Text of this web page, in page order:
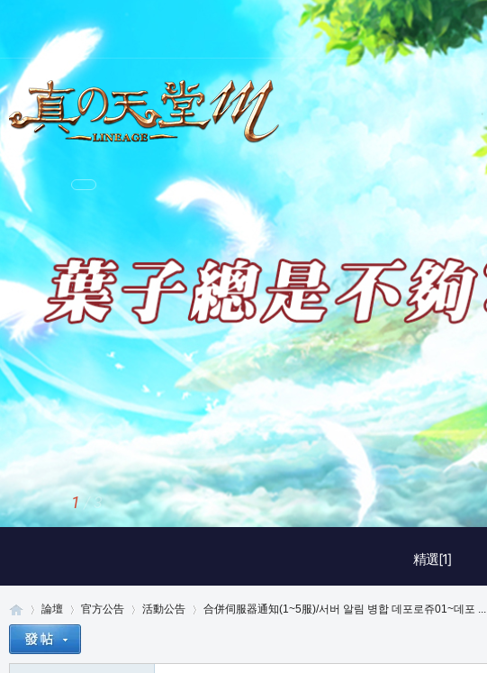
精選[1]
1 / 3
論壇 官方公告 活動公告 合併伺服器通知(1~5服)/서버 알림 병합 데포로쥬01~데포 ...